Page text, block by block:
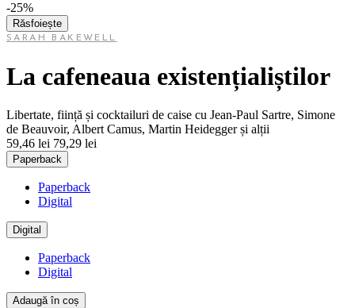
-25%
Răsfoiește
SARAH BAKEWELL
La cafeneaua existențialiștilor
Libertate, ființă și cocktailuri de caise cu Jean-Paul Sartre, Simone
de Beauvoir, Albert Camus, Martin Heidegger și alții
59,46 lei 79,29 lei
Paperback
Paperback
Digital
Digital
Paperback
Digital
Adaugă în coș